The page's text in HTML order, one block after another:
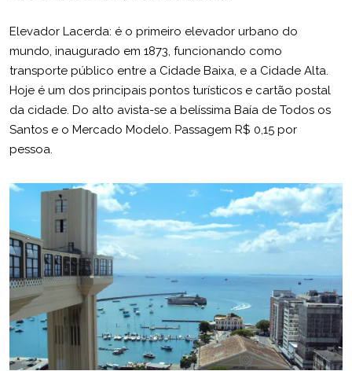
Elevador Lacerda: é o primeiro elevador urbano do
mundo, inaugurado em 1873, funcionando como
transporte público entre a Cidade Baixa, e a Cidade Alta.
Hoje é um dos principais pontos turísticos e cartão postal
da cidade. Do alto avista-se a belíssima Baía de Todos os
Santos e o Mercado Modelo. Passagem R$ 0,15 por
pessoa.